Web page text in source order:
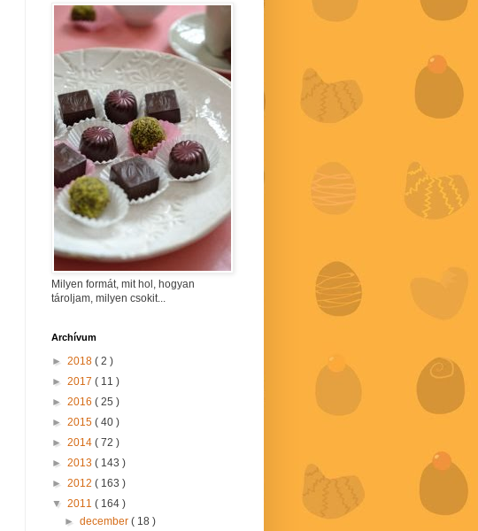
Milyen formát, mit hol, hogyan
tároljam, milyen csokit...
Archívum
► 2018 ( 2 )
► 2017 ( 11 )
► 2016 ( 25 )
► 2015 ( 40 )
► 2014 ( 72 )
► 2013 ( 143 )
► 2012 ( 163 )
▼ 2011 ( 164 )
►december( 18 )